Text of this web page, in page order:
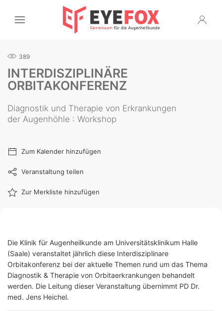
389
INTERDISZIPLINÄRE
ORBITAKONFERENZ
Diagnostik und Therapie von Erkrankungen
der Augenhöhle : Workshop
Zum Kalender hinzufügen
Veranstaltung teilen
Zur Merkliste hinzufügen
Die Klinik für Augenheilkunde am Universitätsklinikum Halle
(Saale) veranstaltet jährlich diese Interdisziplinare
Orbitakonferenz bei der aktuelle Themen rund um das Thema
Diagnostik & Therapie von Orbitaerkrankungen behandelt
werden. Die Leitung dieser Veranstaltung übernimmt PD Dr.
med. Jens Heichel.